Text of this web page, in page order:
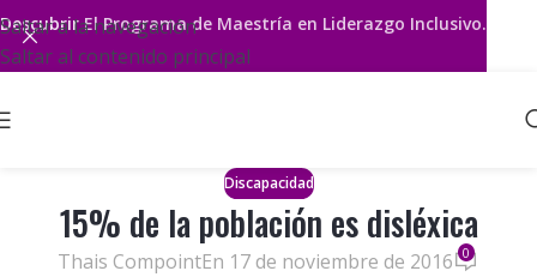
Saltar a la navegación
Saltar al contenido principal
Discapacidad
15% de la población es disléxica
Thais CompointEn 17 de noviembre de 2016 0
DescubrirEl Programa de Maestría en Liderazgo Inclusivo.